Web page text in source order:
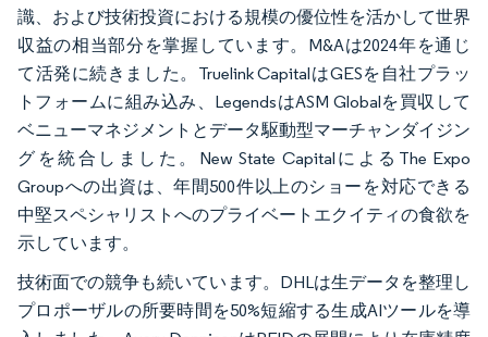
識、および技術投資における規模の優位性を活かして世界
収益の相当部分を掌握しています。M&Aは2024年を通じ
て活発に続きました。Truelink CapitalはGESを自社プラッ
トフォームに組み込み、LegendsはASM Globalを買収して
ベニューマネジメントとデータ駆動型マーチャンダイジン
グを統合しました。New State CapitalによるThe Expo
Groupへの出資は、年間500件以上のショーを対応できる
中堅スペシャリストへのプライベートエクイティの食欲を
示しています。
技術面での競争も続いています。DHLは生データを整理し
プロポーザルの所要時間を50%短縮する生成AIツールを導